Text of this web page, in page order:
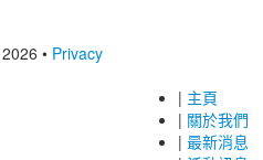
• Privacy
| 主頁
| 關於我們
| 最新消息